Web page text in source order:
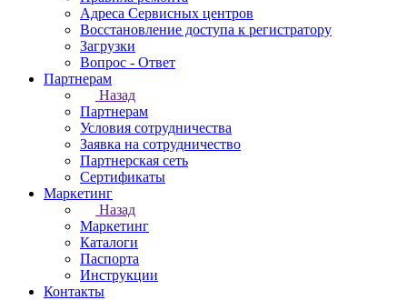
Адреса Сервисных центров
Восстановление доступа к регистратору
Загрузки
Вопрос - Ответ
Партнерам
Назад
Партнерам
Условия сотрудничества
Заявка на сотрудничество
Партнерская сеть
Сертификаты
Маркетинг
Назад
Маркетинг
Каталоги
Паспорта
Инструкции
Контакты